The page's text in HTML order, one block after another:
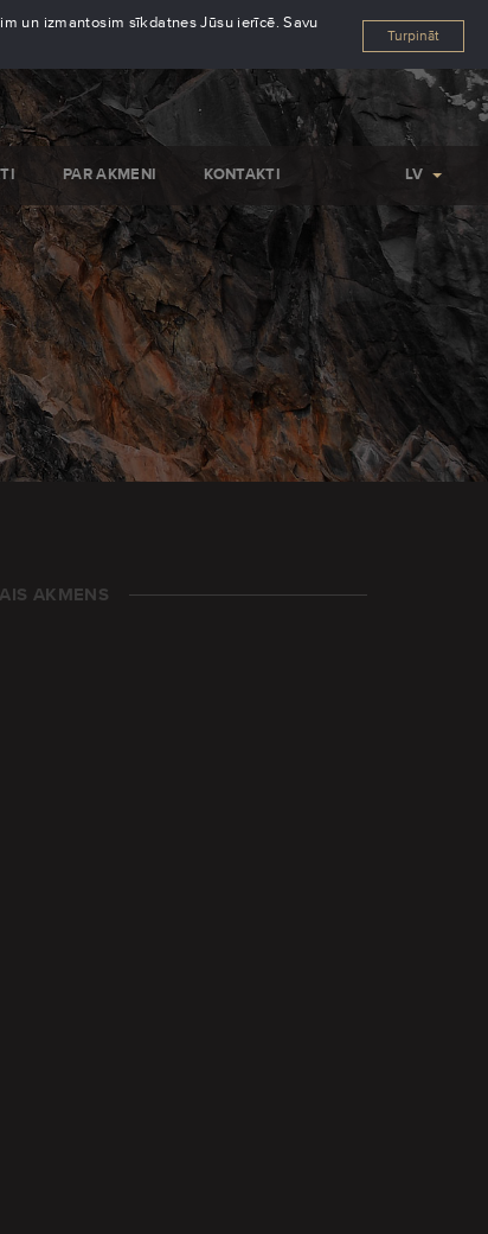
un izmantosim sīkdatnes Jūsu ierīcē. Savu
Turpināt
PAR AKMENI KONTAKTI LV
AKMENS